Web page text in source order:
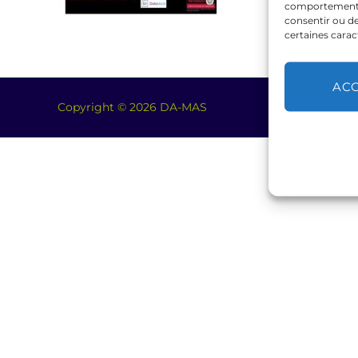
comportement
consentir ou
certaines
Copyright © 2026 DA-MAS